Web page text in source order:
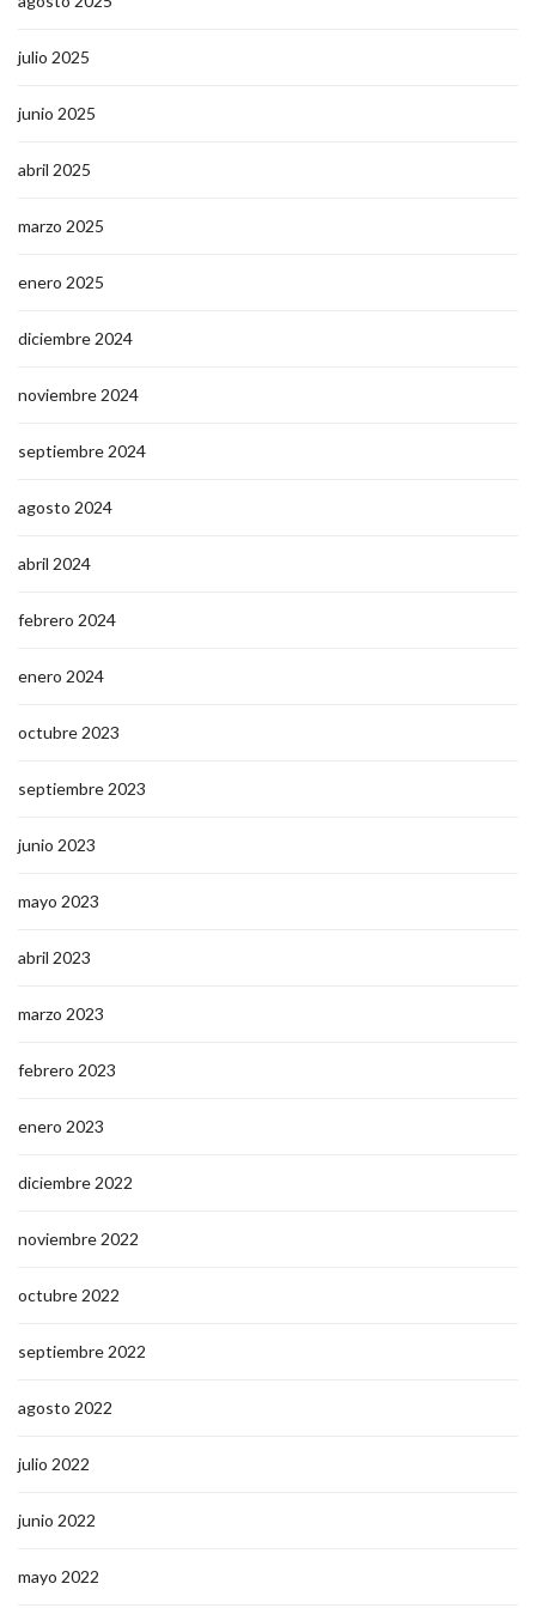
julio 2025
junio 2025
abril 2025
marzo 2025
enero 2025
diciembre 2024
noviembre 2024
septiembre 2024
agosto 2024
abril 2024
febrero 2024
enero 2024
octubre 2023
septiembre 2023
junio 2023
mayo 2023
abril 2023
marzo 2023
febrero 2023
enero 2023
diciembre 2022
noviembre 2022
octubre 2022
septiembre 2022
agosto 2022
julio 2022
junio 2022
mayo 2022